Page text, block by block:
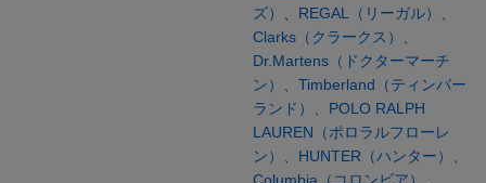
ズ）
REGAL（リーガル）
Clarks（クラークス）、
Dr.Martens（ドクターマーチ
ン）、 Timberland（ティンバー
ランド）、 POLO RALPH
LAUREN（ポロラルフローレ
ン）、 HUNTER（ハンター）、